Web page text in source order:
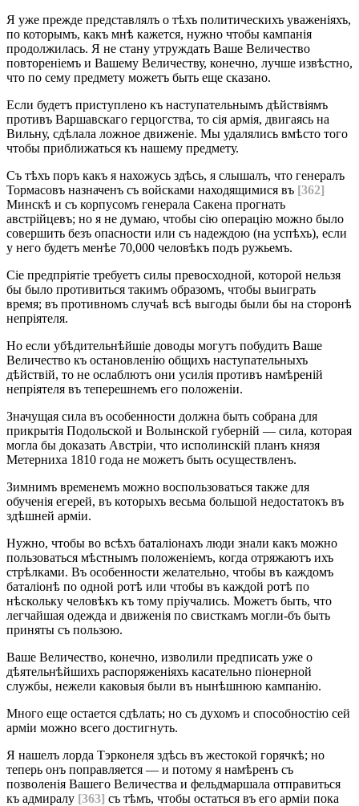
Я уже прежде представлялъ о тѣхъ политическихъ уваженіяхъ,
по которымъ, какъ мнѣ кажется, нужно чтобы кампанія
продолжилась. Я не стану утруждать Ваше Величество
повтореніемъ и Вашему Величеству, конечно, лучше извѣстно,
что по сему предмету можетъ быть еще сказано.
Если будетъ приступлено къ наступательнымъ дѣйствіямъ
противъ Варшавскаго герцогства, то сія армія, двигаясь на
Вильну, сдѣлала ложное движеніе. Мы удалялись вмѣсто того
чтобы приближаться къ нашему предмету.
Съ тѣхъ поръ какъ я нахожусь здѣсь, я слышалъ, что генералъ
Тормасовъ назначенъ съ войсками находящимися въ [362]
Минскѣ и съ корпусомъ генерала Сакена прогнать
австрійцевъ; но я не думаю, чтобы сію операцію можно было
совершить безъ опасности или съ надеждою (на успѣхъ), если
у него будетъ менѣе 70,000 человѣкъ подъ ружьемъ.
Сіе предпріятіе требуетъ силы превосходной, которой нельзя
бы было противиться такимъ образомъ, чтобы выиграть
время; въ противномъ случаѣ всѣ выгоды были бы на сторонѣ
непріятеля.
Но если убѣдительнѣйшіе доводы могутъ побудить Ваше
Величество къ остановленію общихъ наступательныхъ
дѣйствій, то не ослаблютъ они усилія противъ намѣреній
непріятеля въ теперешнемъ его положеніи.
Значущая сила въ особенности должна быть собрана для
прикрытія Подольской и Волынской губерній — сила, которая
могла бы доказать Австріи, что исполинскій планъ князя
Метерниха 1810 года не можетъ быть осуществленъ.
Зимнимъ временемъ можно воспользоваться также для
обученія егерей, въ которыхъ весьма большой недостатокъ въ
здѣшней арміи.
Нужно, чтобы во всѣхъ баталіонахъ люди знали какъ можно
пользоваться мѣстнымъ положеніемъ, когда отряжаютъ ихъ
стрѣлками. Въ особенности желательно, чтобы въ каждомъ
баталіонѣ по одной ротѣ или чтобы въ каждой ротѣ по
нѣскольку человѣкъ къ тому пріучались. Можетъ быть, что
легчайшая одежда и движенія по свисткамъ могли-бъ быть
приняты съ пользою.
Ваше Величество, конечно, изволили предписать уже о
дѣятельнѣйшихъ распоряженіяхъ касательно піонерной
службы, нежели каковыя были въ нынѣшнюю кампанію.
Много еще остается сдѣлать; но съ духомъ и способностію сей
арміи можно всего достигнуть.
Я нашелъ лорда Тэрконеля здѣсь въ жестокой горячкѣ; но
теперь онъ поправляется — и потому я намѣренъ съ
позволенія Вашего Величества и фельдмаршала отправиться
къ адмиралу [363] съ тѣмъ, чтобы остаться въ его арміи пока